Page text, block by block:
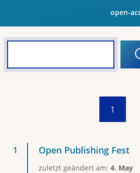
open-
1
Open Publishing Fest
zuletzt geändert am: 4. May